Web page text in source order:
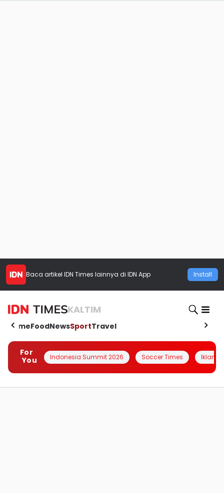
Baca artikel IDN Times lainnya di IDN App Install
KALTIM
HomeFoodNewsSportTravel
For
You
Indonesia Summit 2026 Soccer Times Iklanin